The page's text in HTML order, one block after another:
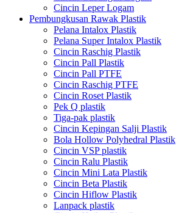
Cincin Leper Logam
Pembungkusan Rawak Plastik
Pelana Intalox Plastik
Pelana Super Intalox Plastik
Cincin Raschig Plastik
Cincin Pall Plastik
Cincin Pall PTFE
Cincin Raschig PTFE
Cincin Roset Plastik
Pek Q plastik
Tiga-pak plastik
Cincin Kepingan Salji Plastik
Bola Hollow Polyhedral Plastik
Cincin VSP plastik
Cincin Ralu Plastik
Cincin Mini Lata Plastik
Cincin Beta Plastik
Cincin Hiflow Plastik
Lanpack plastik